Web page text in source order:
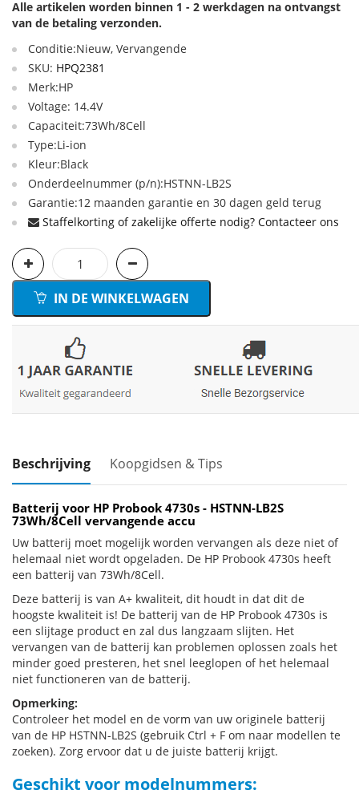
Alle artikelen worden binnen 1 - 2 werkdagen na ontvangst
van de betaling verzonden.
Conditie:Nieuw, Vervangende
SKU: HPQ2381
Merk:HP
Voltage: 14.4V
Capaciteit:73Wh/8Cell
Type:Li-ion
Kleur:Black
Onderdeelnummer (p/n):HSTNN-LB2S
Garantie:12 maanden garantie en 30 dagen geld terug
Staffelkorting of zakelijke offerte nodig? Contacteer ons
IN DE WINKELWAGEN
Beschrijving Koopgidsen & Tips
Batterij voor HP Probook 4730s - HSTNN-LB2S
73Wh/8Cell vervangende accu
Uw batterij moet mogelijk worden vervangen als deze niet of
helemaal niet wordt opgeladen. De HP Probook 4730s heeft
een batterij van 73Wh/8Cell.
Deze batterij is van A+ kwaliteit, dit houdt in dat dit de
hoogste kwaliteit is! De batterij van de HP Probook 4730s is
een slijtage product en zal dus langzaam slijten. Het
vervangen van de batterij kan problemen oplossen zoals het
minder goed presteren, het snel leeglopen of het helemaal
niet functioneren van de batterij.
Opmerking:
Controleer het model en de vorm van uw originele batterij
van de HP HSTNN-LB2S (gebruik Ctrl + F om naar modellen te
zoeken). Zorg ervoor dat u de juiste batterij krijgt.
Geschikt voor modelnummers: